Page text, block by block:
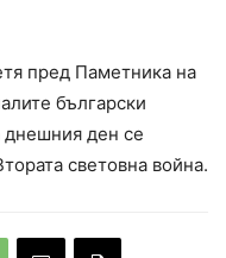
пред Паметника на
български
днешния ден се
световна война.